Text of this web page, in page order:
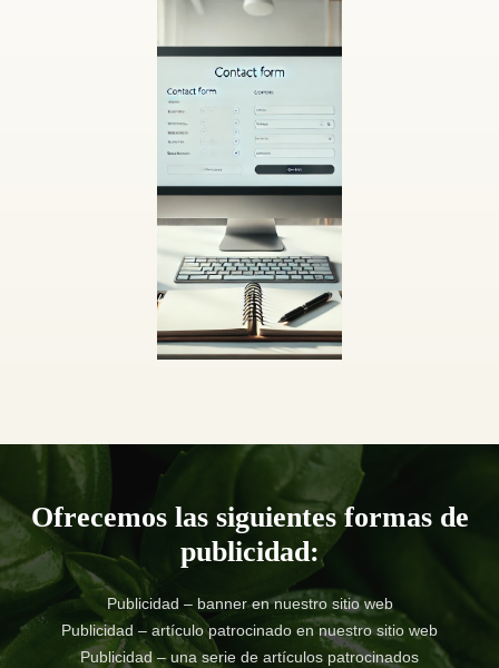
Ofrecemos las siguientes formas de
publicidad:
Publicidad – banner en nuestro sitio web
Publicidad – artículo patrocinado en nuestro sitio web
Publicidad – una serie de artículos patrocinados